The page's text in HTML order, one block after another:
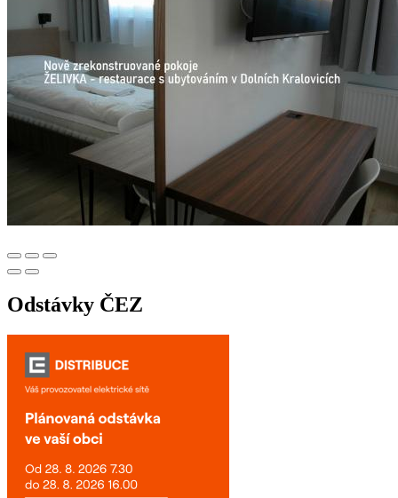
Odstávky ČEZ